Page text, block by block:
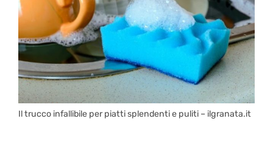
Il trucco infallibile per piatti splendenti e puliti – ilgranata.it